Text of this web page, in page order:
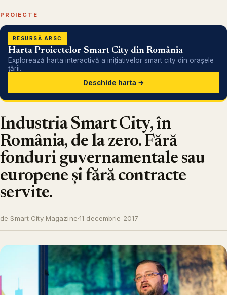
PROIECTE
RESURSĂ ARSC
Harta Proiectelor Smart City din România
Explorează harta interactivă a inițiativelor smart city din orașele
țării.
Deschide harta →
Industria Smart City, în
România, de la zero. Fără
fonduri guvernamentale sau
europene și fără contracte
servite.
de Smart City Magazine·11 decembrie 2017